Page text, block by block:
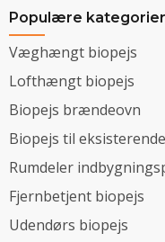
Populære kategorier
Væghængt biopejs
Lofthængt biopejs
Biopejs brændeovn
Biopejs til
Rumdeler
Fjernbetjent biopejs
Udendørs biopejs